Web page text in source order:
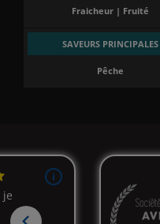
Fraicheur | Fruité
SAVEURS PRINCIPALES
Pêche